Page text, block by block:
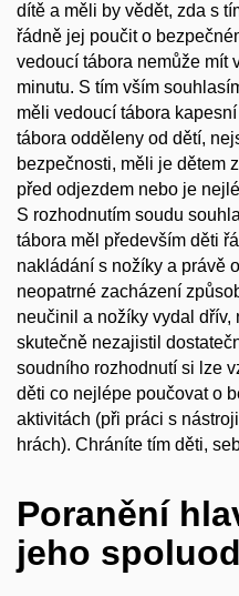
dítě a měli by vědět, zda s
řádně jej poučit o
vedoucí tábora nemůže mít
minutu. S tím vším
měli vedoucí tábora
tábora odděleny od dětí,
bezpečnosti, měli je dětem
před odjezdem nebo je
S rozhodnutím soudu
tábora měl především děti
nakládání s nožíky a právě
neopatrné zacházení
neučinil a nožíky vydal dřív,
skutečně nezajistil
soudního rozhodnutí si lze
děti co nejlépe poučovat o
aktivitách (při práci s
hrách). Chráníte tím děti,
Poranění
jeho